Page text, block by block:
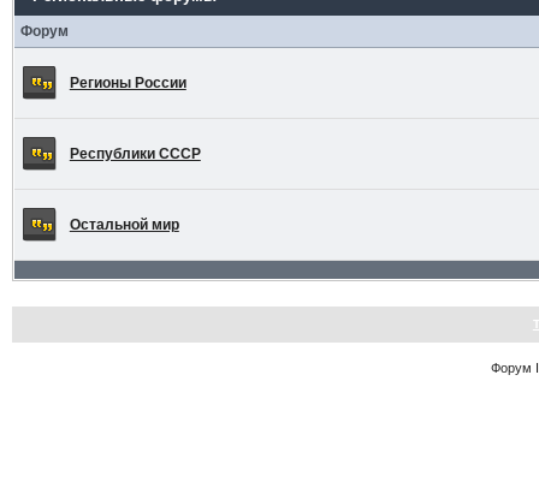
Форум
Регионы России
Республики СССР
Остальной мир
Форум